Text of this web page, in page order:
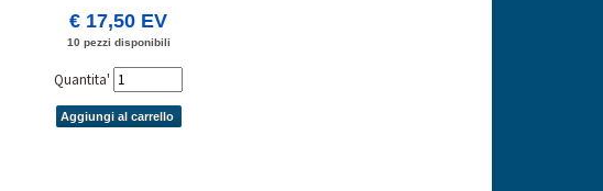
€ 17,50 EV
10 pezzi disponibili
Quantita'
Aggiungi al carrello